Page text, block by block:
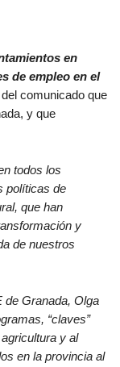
en
de empleo en el
comunicado que
y que
todos los
políticas de
que han
y
de nuestros
de Granada, Olga
“claves”
y al
en la provincia al